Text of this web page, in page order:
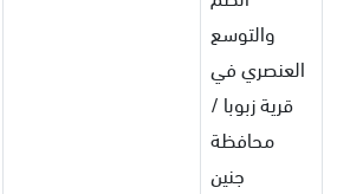
والتوسع
العنصري في
قرية زبوبا /
محافظة
جنين